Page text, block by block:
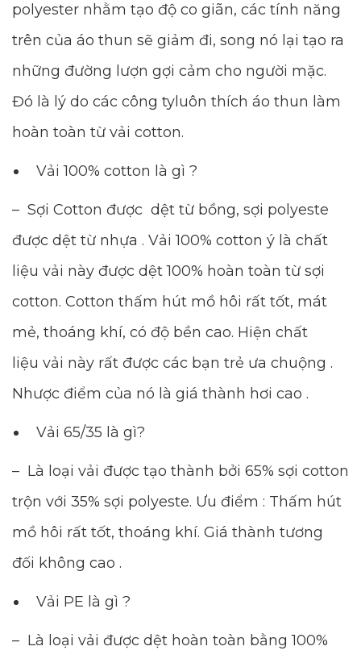
polyester nhằm tạo độ co giãn, các tính năng
trên của áo thun sẽ giảm đi, song nó lại tạo ra
những đường lượn gợi cảm cho người mặc.
Đó là lý do các công tyluôn thích áo thun làm
hoàn toàn từ vải cotton.
Vải 100% cotton là gì ?
– Sợi Cotton được dệt từ bồng, sợi polyeste
được dệt từ nhựa . Vải 100% cotton ý là chất
liệu vải này được dệt 100% hoàn toàn từ sợi
cotton. Cotton thấm hút mồ hôi rất tốt, mát
mẻ, thoáng khí, có độ bền cao. Hiện chất
liệu vải này rất được các bạn trẻ ưa chuộng .
Nhược điểm của nó là giá thành hơi cao .
Vải 65/35 là gì?
– Là loại vải được tạo thành bởi 65% sợi cotton
trộn với 35% sợi polyeste. Ưu điểm : Thấm hút
mồ hôi rất tốt, thoáng khí. Giá thành tương
đối không cao .
Vải PE là gì ?
– Là loại vải được dệt hoàn toàn bằng 100%